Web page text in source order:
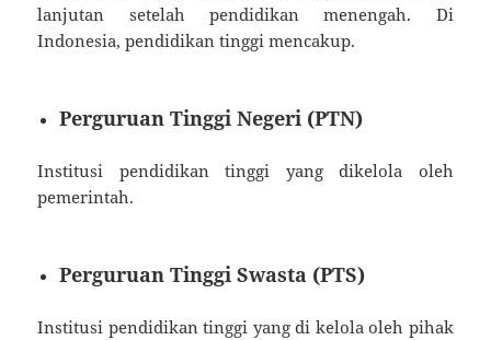
lanjutan setelah pendidikan menengah. Di
Indonesia, pendidikan tinggi mencakup.
Perguruan Tinggi Negeri (PTN)
Institusi pendidikan tinggi yang dikelola oleh
pemerintah.
Perguruan Tinggi Swasta (PTS)
Institusi pendidikan tinggi yang di kelola oleh pihak